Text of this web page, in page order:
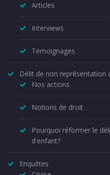
Articles
Interviews
Témoignages
Délit de non représentation
Nos actions
Notions de droit
Pourquoi réformer le
d'enfant?
Enquêtes